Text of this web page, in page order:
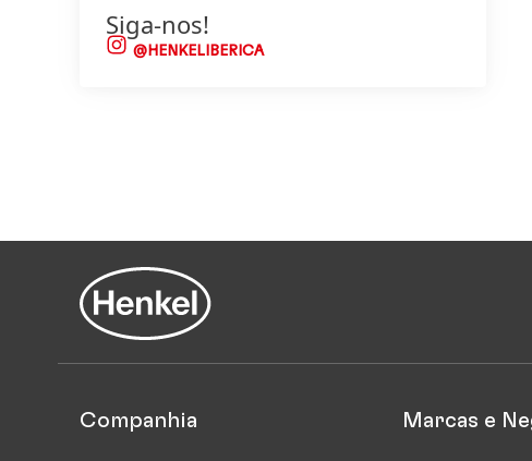
Siga-nos!
@HENKELIBERICA
Companhia Marcas e